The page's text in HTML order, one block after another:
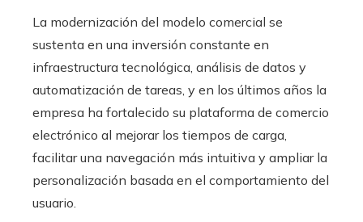
La modernización del modelo comercial se
sustenta en una inversión constante en
infraestructura tecnológica, análisis de datos y
automatización de tareas, y en los últimos años la
empresa ha fortalecido su plataforma de comercio
electrónico al mejorar los tiempos de carga,
facilitar una navegación más intuitiva y ampliar la
personalización basada en el comportamiento del
usuario.